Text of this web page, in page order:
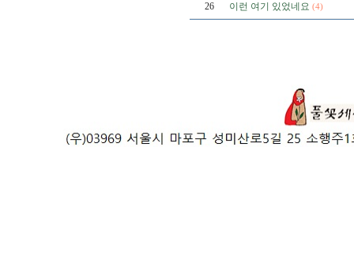
26 이런 여기 있었네요 (4)